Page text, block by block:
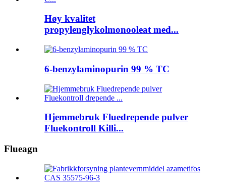
Høy kvalitet
propylenglykolmonooleat med...
6-benzylaminopurin 99 % TC
Hjemmebruk Fluedrepende pulver
Fluekontroll Killi...
Flueagn